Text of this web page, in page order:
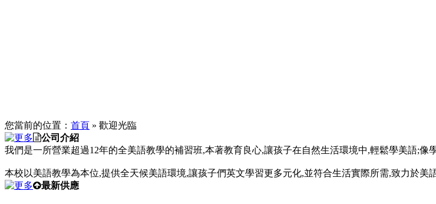
您當前的位置： 首頁 » 歡迎光臨
公司介紹
我們是一所營業超過12年的全美語教學的補習班,本著教育良心,讓孩子在自然生活環境中,輕鬆學美語;像
本校以美語教學為本位,提供全天候美語環境,讓孩子們英文學習更多元化,並符合生活實際所需,致力於美
最新供應